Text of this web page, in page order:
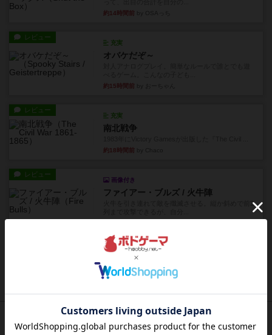
約14時間前
レビュー
充実
オバケだぞ～
約15時間前
レビュー
充実
南北戦争
約18時間前
レビュー
画像付き
ファイアー・ブルズ / 火牛陣
火牛を引き連れて敵を殲滅させる。縦か斜めで前2
フリップ７
時のカード数字が得点になる...